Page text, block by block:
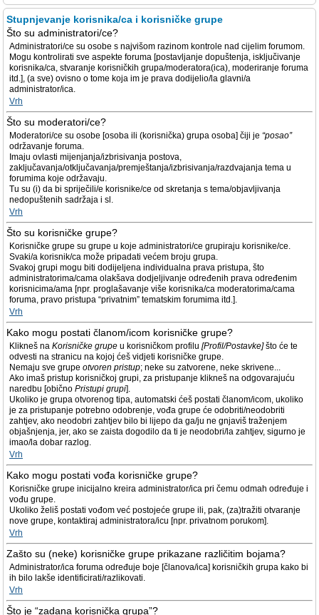
Stupnjevanje korisnika/ca i korisničke grupe
Što su administratori/ce?
Administratori/ce su osobe s najvišom razinom kontrole nad cijelim forumom.
Mogu kontrolirati sve aspekte foruma [postavljanje dopuštenja, isključivanje
korisnika/ca, stvaranje korisničkih grupa/moderatora(ica), moderiranje foruma
itd.], (a sve) ovisno o tome koja im je prava dodijelio/la glavni/a
administrator/ica.
Vrh
Što su moderatori/ce?
Moderatori/ce su osobe [osoba ili (korisnička) grupa osoba] čiji je “posao”
održavanje foruma.
Imaju ovlasti mijenjanja/izbrisivanja postova,
zaključavanja/otključavanja/premještanja/izbrisivanja/razdvajanja tema u
forumima koje održavaju.
Tu su (i) da bi spriječili/e korisnike/ce od skretanja s tema/objavljivanja
nedopuštenih sadržaja i sl.
Vrh
Što su korisničke grupe?
Korisničke grupe su grupe u koje administratori/ce grupiraju korisnike/ce.
Svaki/a korisnik/ca može pripadati većem broju grupa.
Svakoj grupi mogu biti dodijeljena individualna prava pristupa, što
administratorima/cama olakšava dodjeljivanje određenih prava određenim
korisnicima/ama [npr. proglašavanje više korisnika/ca moderatorima/cama
foruma, pravo pristupa “privatnim” tematskim forumima itd.].
Vrh
Kako mogu postati članom/icom korisničke grupe?
Klikneš na Korisničke grupe u korisničkom profilu [Profil/Postavke]što će te
odvesti na stranicu na kojoj ćeš vidjeti korisničke grupe.
Nemaju sve grupe otvoren pristup; neke su zatvorene, neke skrivene...
Ako imaš pristup korisničkoj grupi, za pristupanje klikneš na odgovarajuću
naredbu [obično Pristupi grupi].
Ukoliko je grupa otvorenog tipa, automatski ćeš postati članom/icom, ukoliko
je za pristupanje potrebno odobrenje, vođa grupe će odobriti/neodobriti
zahtjev, ako neodobri zahtjev bilo bi lijepo da ga/ju ne gnjaviš traženjem
objašnjenja, jer, ako se zaista dogodilo da ti je neodobri/la zahtjev, sigurno je
imao/la dobar razlog.
Vrh
Kako mogu postati vođa korisničke grupe?
Korisničke grupe inicijalno kreira administrator/ica pri čemu odmah određuje i
vođu grupe.
Ukoliko želiš postati vođom već postojeće grupe ili, pak, (za)tražiti otvaranje
nove grupe, kontaktiraj administratora/icu [npr. privatnom porukom].
Vrh
Zašto su (neke) korisničke grupe prikazane različitim bojama?
Administrator/ica foruma određuje boje [članova/ica] korisničkih grupa kako bi
ih bilo lakše identificirati/razlikovati.
Vrh
Što je “zadana korisnička grupa”?